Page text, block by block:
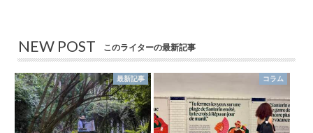
NEW POST このライターの最新記事
最新記事 コラム